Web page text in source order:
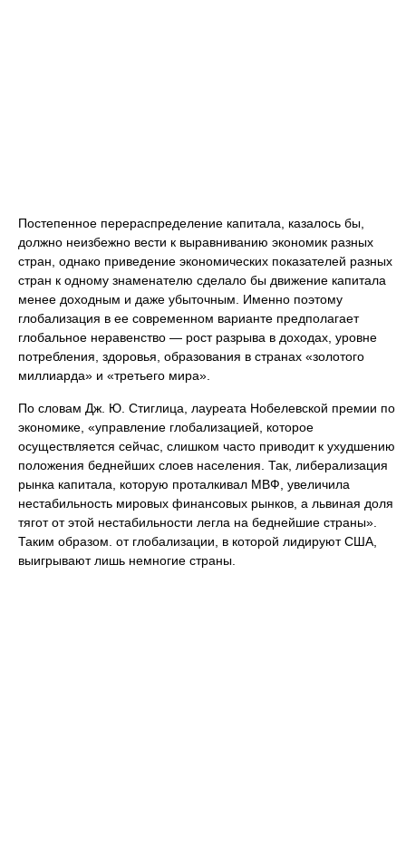
Постепенное перераспределение капитала, казалось бы,
должно неизбежно вести к выравниванию экономик разных
стран, однако приведение экономических показателей разных
стран к одному знаменателю сделало бы движение капитала
менее доходным и даже убыточным. Именно поэтому
глобализация в ее современном варианте предполагает
глобальное неравенство — рост разрыва в доходах, уровне
потребления, здоровья, образования в странах «золотого
миллиарда» и «третьего мира».
По словам Дж. Ю. Стиглица, лауреата Нобелевской премии по
экономике, «управление глобализацией, которое
осуществляется сейчас, слишком часто приводит к ухудшению
положения беднейших слоев населения. Так, либерализация
рынка капитала, которую проталкивал МВФ, увеличила
нестабильность мировых финансовых рынков, а львиная доля
тягот от этой нестабильности легла на беднейшие страны».
Таким образом. от глобализации, в которой лидируют США,
выигрывают лишь немногие страны.